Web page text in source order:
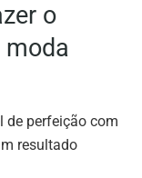
o
moda
de perfeição com
resultado